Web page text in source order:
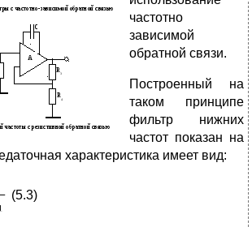
частотно
зависимой
обратной связи.
Построенный на
таком принципе
фильтр нижних
частот показан на
характеристика имеет вид:
(5.3)